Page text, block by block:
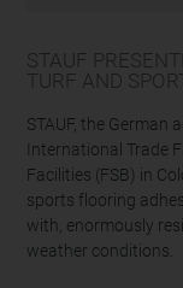
STAUF
TURF AND
STAUF, the German
International Trade
Facilities (FSB) in
sports flooring
with, enormously
weather conditions.